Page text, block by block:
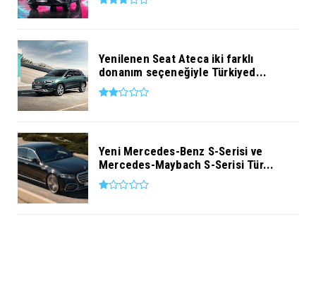
Yenilenen Seat Ateca iki farklı
donanım seçeneğiyle Türkiyed...
Yeni Mercedes-Benz S-Serisi ve
Mercedes-Maybach S-Serisi Tür...